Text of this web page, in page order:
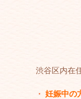
渋谷区内在
妊娠中の